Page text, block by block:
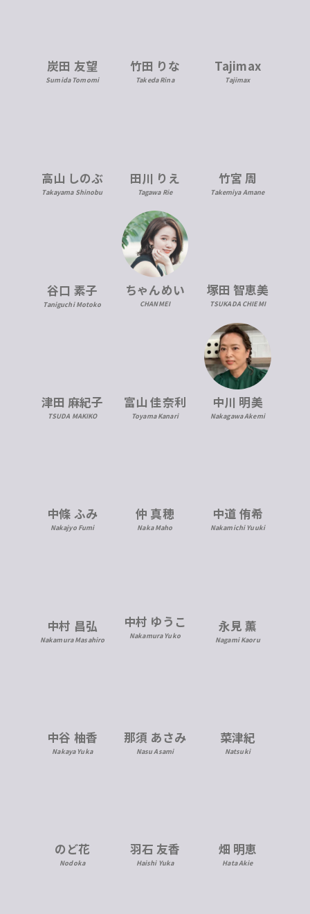
炭田 友望
Sumida Tomomi
竹田 りな
Takeda Rina
Tajimax
Tajimax
高山 しのぶ
Takayama Shinobu
田川 りえ
Tagawa Rie
竹宮 周
Takemiya Amane
谷口 素子
Taniguchi Motoko
ちゃんめい
CHANMEI
塚田 智恵美
TSUKADA CHIEMI
津田 麻紀子
TSUDA MAKIKO
富山 佳奈利
Toyama Kanari
中川 明美
Nakagawa Akemi
中條 ふみ
Nakajyo Fumi
仲 真穂
Naka Maho
中道 侑希
Nakamichi Yuuki
中村 昌弘
Nakamura Masahiro
中村 ゆうこ
Nakamura Yuko
永見 薫
Nagami Kaoru
中谷 柚香
Nakaya Yuka
那須 あさみ
Nasu Asami
菜津紀
Natsuki
のど花
Nodoka
羽石 友香
Haishi Yuka
畑 明恵
Hata Akie